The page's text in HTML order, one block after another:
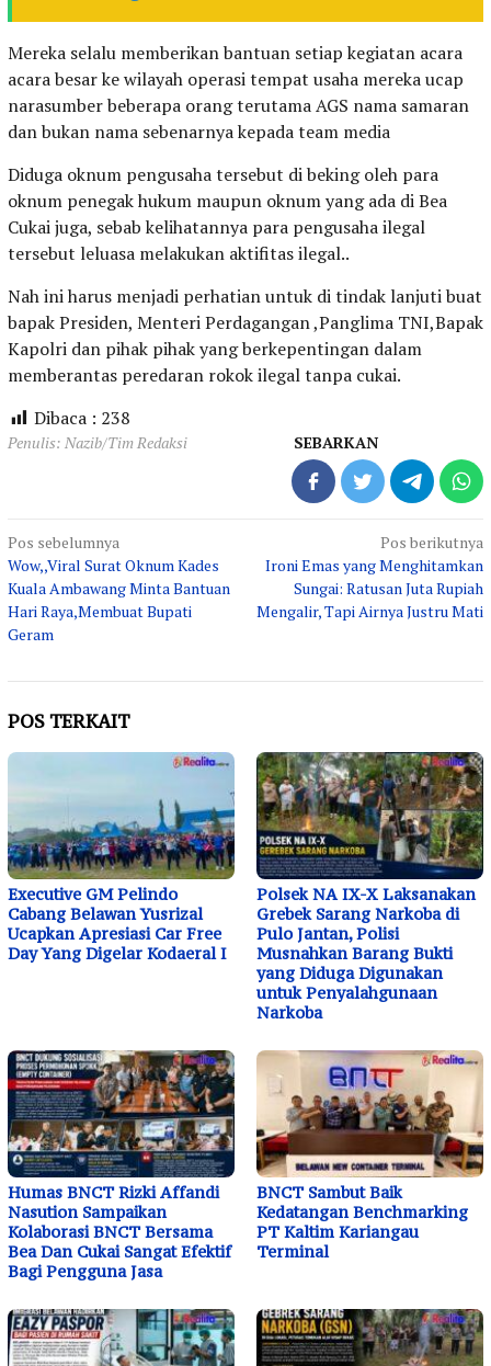
Mereka selalu memberikan bantuan setiap kegiatan acara
acara besar ke wilayah operasi tempat usaha mereka ucap
narasumber beberapa orang terutama AGS nama samaran
dan bukan nama sebenarnya kepada team media
Diduga oknum pengusaha tersebut di beking oleh para
oknum penegak hukum maupun oknum yang ada di Bea
Cukai juga, sebab kelihatannya para pengusaha ilegal
tersebut leluasa melakukan aktifitas ilegal..
Nah ini harus menjadi perhatian untuk di tindak lanjuti buat
bapak Presiden, Menteri Perdagangan ,Panglima TNI,Bapak
Kapolri dan pihak pihak yang berkepentingan dalam
memberantas peredaran rokok ilegal tanpa cukai.
Dibaca : 238
Penulis: Nazib/Tim Redaksi SEBARKAN
Navigasi
pos
Pos sebelumnya
Wow,,Viral Surat Oknum Kades
Kuala Ambawang Minta Bantuan
Hari Raya,Membuat Bupati
Geram
Pos berikutnya
Ironi Emas yang Menghitamkan
Sungai: Ratusan Juta Rupiah
Mengalir, Tapi Airnya Justru Mati
POS TERKAIT
Executive GM Pelindo
Cabang Belawan Yusrizal
Ucapkan Apresiasi Car Free
Day Yang Digelar Kodaeral I
Polsek NA IX-X Laksanakan
Grebek Sarang Narkoba di
Pulo Jantan, Polisi
Musnahkan Barang Bukti
yang Diduga Digunakan
untuk Penyalahgunaan
Narkoba
Humas BNCT Rizki Affandi
Nasution Sampaikan
Kolaborasi BNCT Bersama
Bea Dan Cukai Sangat Efektif
Bagi Pengguna Jasa
BNCT Sambut Baik
Kedatangan Benchmarking
PT Kaltim Kariangau
Terminal